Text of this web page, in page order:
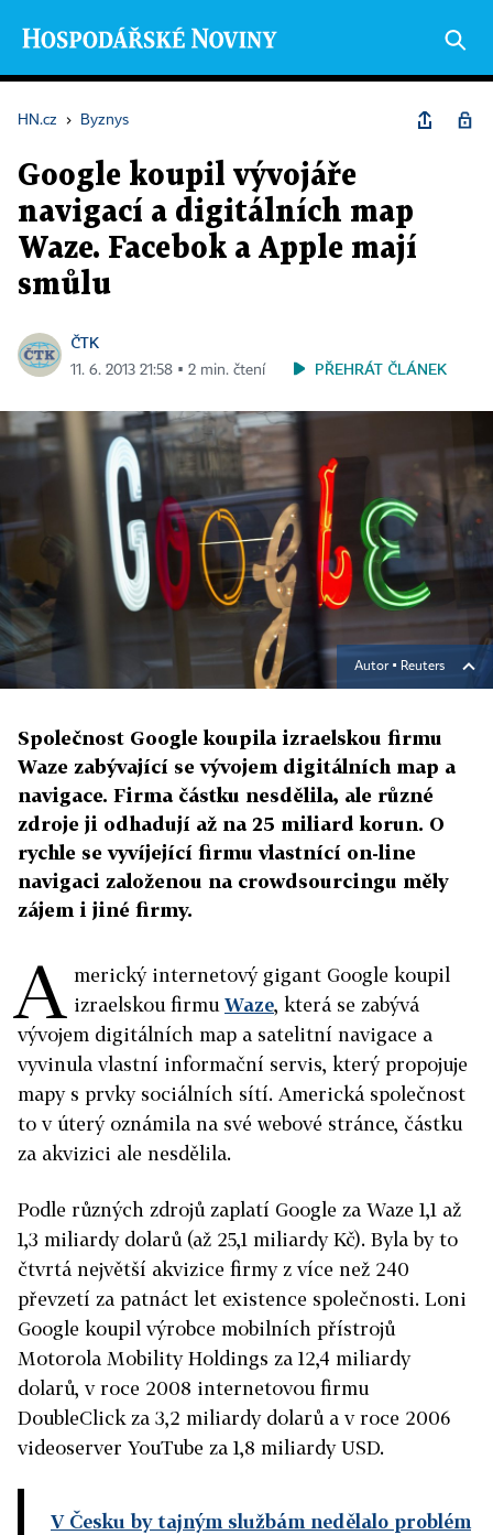
HN.cz › Byznys
Google koupil vývojáře
navigací a digitálních map
Waze. Facebok a Apple mají
smůlu
ČTK
11. 6. 2013 21:58 ▪ 2 min. čtení PŘEHRÁT ČLÁNEK
Autor ▪ Reuters
Společnost Google koupila izraelskou firmu
Waze zabývající se vývojem digitálních map a
navigace. Firma částku nesdělila, ale různé
zdroje ji odhadují až na 25 miliard korun. O
rychle se vyvíjející firmu vlastnící on-line
navigaci založenou na crowdsourcingu měly
zájem i jiné firmy.
A merický internetový gigant Google koupil
izraelskou firmu Waze, která se zabývá
vývojem digitálních map a satelitní navigace a
vyvinula vlastní informační servis, který propojuje
mapy s prvky sociálních sítí. Americká společnost
to v úterý oznámila na své webové stránce, částku
za akvizici ale nesdělila.
Podle různých zdrojů zaplatí Google za Waze 1,1 až
1,3 miliardy dolarů (až 25,1 miliardy Kč). Byla by to
čtvrtá největší akvizice firmy z více než 240
převzetí za patnáct let existence společnosti. Loni
Google koupil výrobce mobilních přístrojů
Motorola Mobility Holdings za 12,4 miliardy
dolarů, v roce 2008 internetovou firmu
DoubleClick za 3,2 miliardy dolarů a v roce 2006
videoserver YouTube za 1,8 miliardy USD.
V Česku by tajným službám nedělalo problém